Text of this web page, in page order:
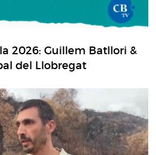
2026: Guillem Batllori &
del Llobregat